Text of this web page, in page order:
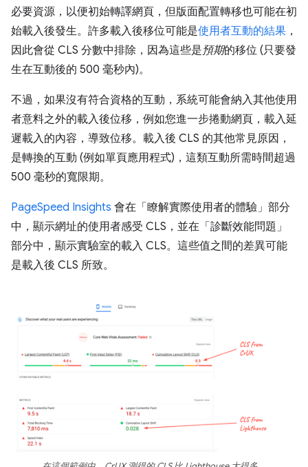
必要資源，以便初始轉譯網頁，但版面配置轉移也可能在初
始載入後發生。許多載入後移位可能是使用者互動的結果 ，
因此會從 CLS 分數中排除，因為這些是預期的移位 (只要發
生在互動後的 500 毫秒內)。
不過，如果沒有符合資格的互動，系統可能會納入其他使用
者意料之外的載入後位移，例如您進一步捲動網頁，載入延
遲載入的內容，導致位移。載入後 CLS 的其他常見原因，
是轉換的互動 (例如單頁應用程式)，這類互動所需時間超過
500 毫秒的寬限期。
PageSpeed Insights 會在「瞭解實際使用者的體驗」部分
中，顯示網址的使用者感受 CLS，並在「診斷效能問題」
部分中，顯示實驗室的載入 CLS。這些值之間的差異可能
是載入後 CLS 所致。